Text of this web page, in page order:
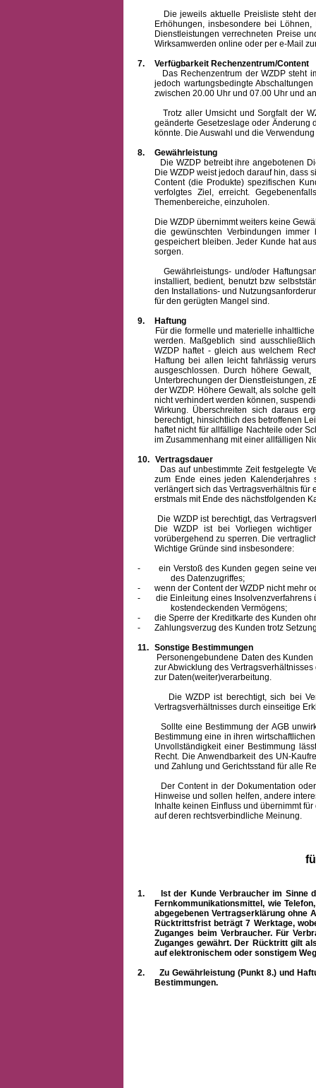
Die jeweils aktuelle Preisliste steht dem
Erhöhungen, insbesondere bei
Dienstleistungen verrechneten Preise
Wirksamwerden online oder per e-Mail
7.
Verfügbarkeit Rechenzentrum/Content
Das Rechenzentrum der WZDP steht im
jedoch wartungsbedingte
zwischen 20.00 Uhr und 07.00 Uhr und
Trotz aller Umsicht und Sorgfalt der
geänderte Gesetzeslage oder Änderung
könnte. Die Auswahl und die
8.
Gewährleistung
Die WZDP betreibt ihre angebotenen
Die WZDP weist jedoch darauf hin, dass
Content (die Produkte) spezifischen
verfolgtes Ziel, erreicht.
Themenbereiche, einzuholen.
Die WZDP übernimmt weiters keine
die gewünschten Verbindungen
gespeichert bleiben. Jeder Kunde hat
sorgen.
Gewährleistungs- und/oder
installiert, bedient, benutzt bzw
den Installations- und
für den gerügten Mangel sind.
9.
Haftung
Für die formelle und materielle
werden. Maßgeblich sind
WZDP haftet - gleich aus welchem
Haftung bei allen leicht fahrlässig
ausgeschlossen. Durch höhere
Unterbrechungen der Dienstleistungen,
der WZDP. Höhere Gewalt, als solche
nicht verhindert werden können,
Wirkung. Überschreiten sich daraus
berechtigt, hinsichtlich des betroffenen
haftet nicht für allfällige Nachteile oder
im Zusammenhang mit einer allfälligen
10. Vertragsdauer
Das auf unbestimmte Zeit festgelegte
zum Ende eines jeden Kalenderjahres
verlängert sich das Vertragsverhältnis
erstmals mit Ende des nächstfolgenden
Die WZDP ist berechtigt, das
Die WZDP ist bei Vorliegen
vorübergehend zu sperren. Die
Wichtige Gründe sind insbesondere:
-
ein Verstoß des Kunden gegen seine
des Datenzugriffes;
-
wenn der Content der WZDP nicht mehr
-
die Einleitung eines
kostendeckenden Vermögens;
-
die Sperre der Kreditkarte des Kunden
-
Zahlungsverzug des Kunden trotz
11. Sonstige Bestimmungen
Personengebundene Daten des Kunden
zur Abwicklung des
zur Daten(weiter)verarbeitung.
Die WZDP ist berechtigt, sich bei
Vertragsverhältnisses durch einseitige
Sollte eine Bestimmung der AGB
Bestimmung eine in ihren
Unvollständigkeit einer Bestimmung
Recht. Die Anwendbarkeit des UN-
und Zahlung und Gerichtsstand für alle
Der Content in der Dokumentation oder
Hinweise und sollen helfen, andere
Inhalte keinen Einfluss und übernimmt
auf deren rechtsverbindliche Meinung.
1.
Ist der Kunde Verbraucher im Sinne
Fernkommunikationsmittel, wie
abgegebenen Vertragserklärung ohne
Rücktrittsfrist beträgt 7 Werktage,
Zuganges beim Verbraucher. Für
Zuganges gewährt. Der Rücktritt gilt
auf elektronischem oder sonstigem
2.
Zu Gewährleistung (Punkt 8.) und
Bestimmungen.